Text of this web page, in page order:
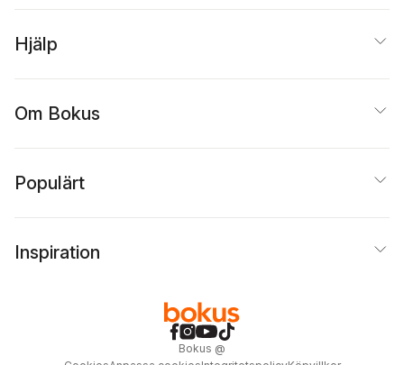
Hjälp
Om Bokus
Populärt
Inspiration
Bokus @